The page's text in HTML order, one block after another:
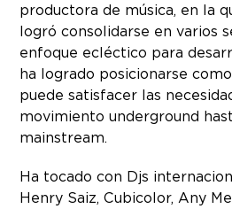
productora de música, en la
logró consolidarse en varios
enfoque ecléctico para
ha logrado posicionarse
puede satisfacer las
movimiento underground
mainstream.
Ha tocado con Djs
Henry Saiz, Cubicolor, Any